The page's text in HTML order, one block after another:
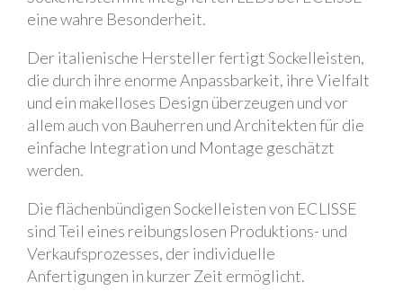
eine wahre Besonderheit.
Der italienische Hersteller fertigt Sockelleisten,
die durch ihre enorme Anpassbarkeit, ihre Vielfalt
und ein makelloses Design überzeugen und vor
allem auch von Bauherren und Architekten für die
einfache Integration und Montage geschätzt
werden.
Die flächenbündigen Sockelleisten von ECLISSE
sind Teil eines reibungslosen Produktions- und
Verkaufsprozesses, der individuelle
Anfertigungen in kurzer Zeit ermöglicht.